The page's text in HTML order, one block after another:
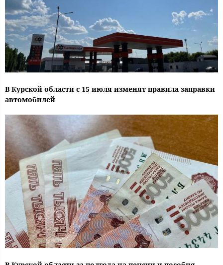
В Курской области с 15 июля изменят правила заправки
автомобилей